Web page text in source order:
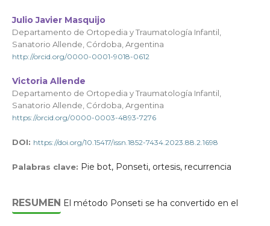
Julio Javier Masquijo
Departamento de Ortopedia y Traumatología Infantil,
Sanatorio Allende, Córdoba, Argentina
http://orcid.org/0000-0001-9018-0612
Victoria Allende
Departamento de Ortopedia y Traumatología Infantil,
Sanatorio Allende, Córdoba, Argentina
https://orcid.org/0000-0003-4893-7276
DOI: https://doi.org/10.15417/issn.1852-7434.2023.88.2.1698
Palabras clave: Pie bot, Ponseti, ortesis, recurrencia
RESUMEN El método Ponseti se ha convertido en el